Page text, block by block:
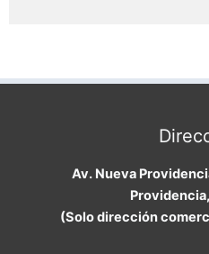
Av. Nueva
(Solo dirección